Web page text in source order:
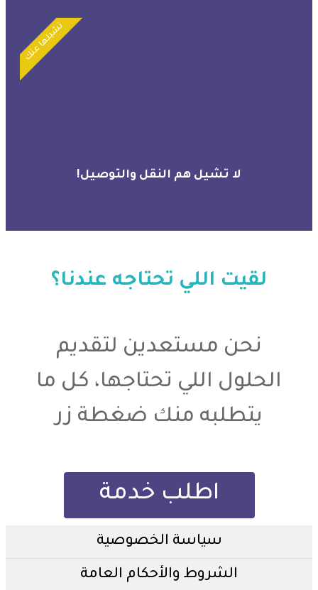
لا تشيل هم النقل والتوصيل!
نشيلها عنك
لقيت اللي تحتاجه عندنا؟
نحن مستعدين لتقديم
الحلول اللي تحتاجها، كل ما
يتطلبه منك ضغطة زر
اطلب خدمة
سياسة الخصوصية
الشروط والأحكام العامة